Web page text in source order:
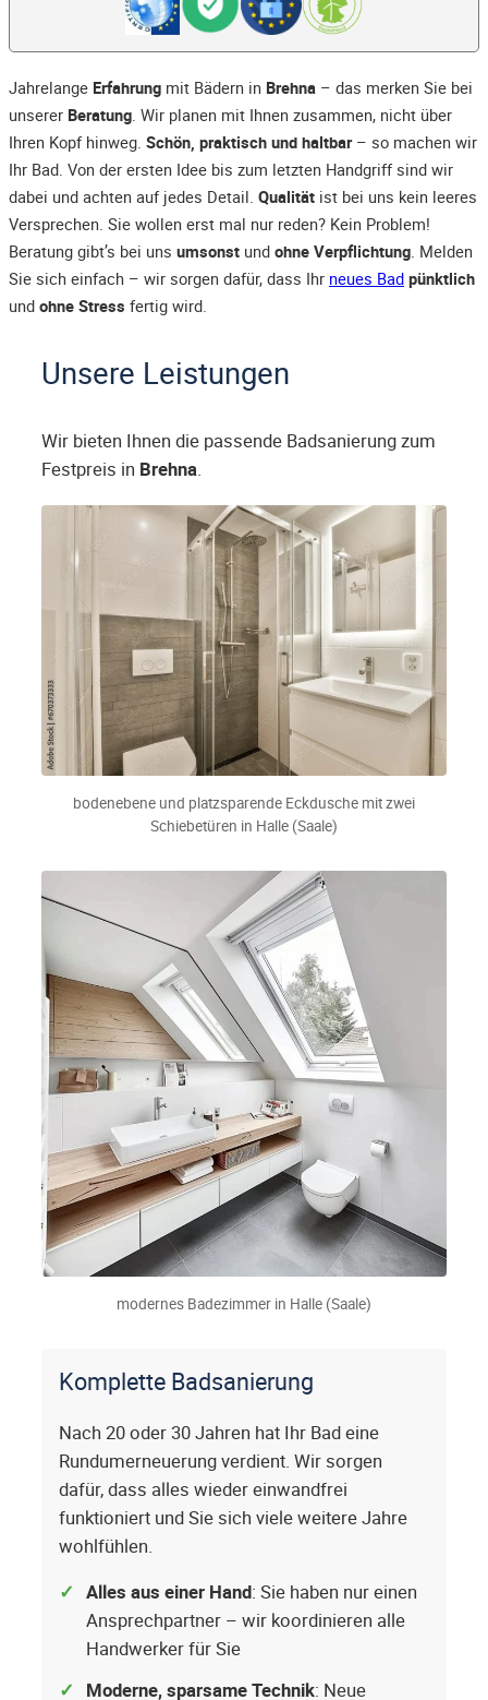
Jahrelange Erfahrung mit Bädern in Brehna – das merken Sie bei
unserer Beratung. Wir planen mit Ihnen zusammen, nicht über
Ihren Kopf hinweg. Schön, praktisch und haltbar– so machen wir
Ihr Bad. Von der ersten Idee bis zum letzten Handgriff sind wir
dabei und achten auf jedes Detail. Qualität ist bei uns kein leeres
Versprechen. Sie wollen erst mal nur reden? Kein Problem!
Beratung gibt’s bei uns umsonst und ohne Verpflichtung. Melden
Sie sich einfach – wir sorgen dafür, dass Ihr neues Bad pünktlich
und ohne Stress fertig wird.
Unsere Leistungen
Wir bieten Ihnen die passende Badsanierung zum
Festpreis in Brehna.
bodenebene und platzsparende Eckdusche mit zwei
Schiebetüren in Halle (Saale)
modernes Badezimmer in Halle (Saale)
Komplette Badsanierung
Nach 20 oder 30 Jahren hat Ihr Bad eine
Rundumerneuerung verdient. Wir sorgen
dafür, dass alles wieder einwandfrei
funktioniert und Sie sich viele weitere Jahre
wohlfühlen.
Alles aus einer Hand: Sie haben nur einen
Ansprechpartner – wir koordinieren alle
Handwerker für Sie
Moderne, sparsame Technik: Neue